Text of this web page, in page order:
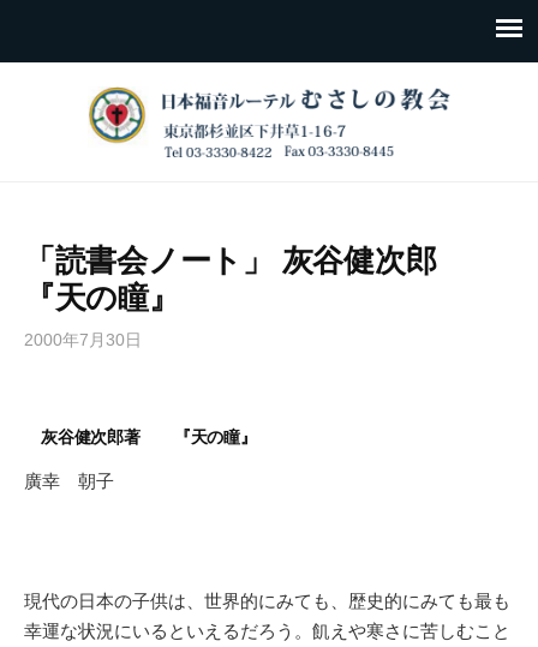
「読書会ノート」 灰谷健次郎
『天の瞳』
2000年7月30日
灰谷健次郎著 『天の瞳』
廣幸 朝子
現代の日本の子供は、世界的にみても、歴史的にみても最も
幸運な状況にいるといえるだろう。飢えや寒さに苦しむこと